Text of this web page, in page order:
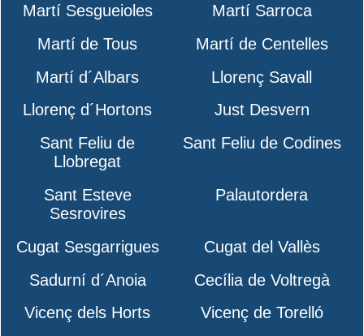
Martí Sesgueioles
Martí Sarroca
Martí de Tous
Martí de Centelles
Martí d´Albars
Llorenç Savall
Llorenç d´Hortons
Just Desvern
Sant Feliu de
Llobregat
Sant Feliu de Codines
Sant Esteve
Sesrovires
Palautordera
Cugat Sesgarrigues
Cugat del Vallès
Sadurní d´Anoia
Cecília de Voltregà
Vicenç dels Horts
Vicenç de Torelló